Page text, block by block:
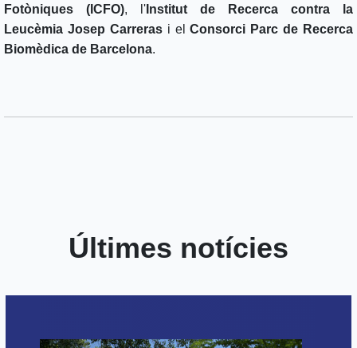
Fotòniques (ICFO), l' Institut de Recerca contra la
Leucèmia Josep Carrerasi elConsorci Parc de Recerca
Biomèdica de Barcelona.
Últimes notícies